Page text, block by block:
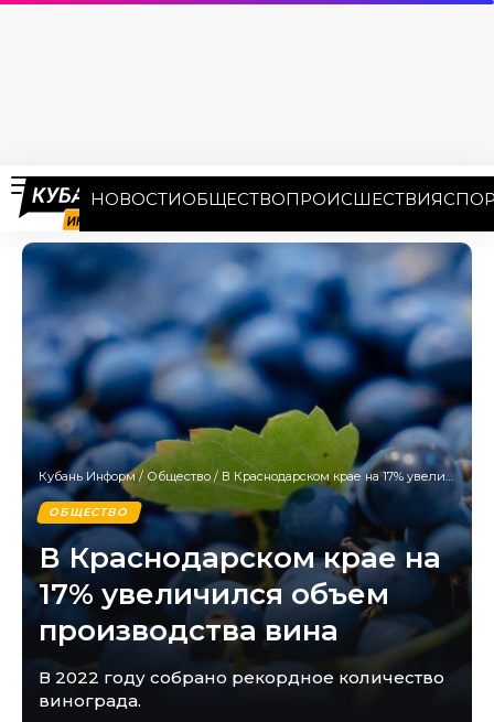
НОВОСТИОБЩЕСТВОПРОИСШЕСТВИЯ
Кубань Информ/ Общество / В Краснодарском крае на 17% увеличился объем производства вина
ОБЩЕСТВО
В Краснодарском крае на
17% увеличился объем
производства вина
В 2022 году собрано рекордное количество
винограда.